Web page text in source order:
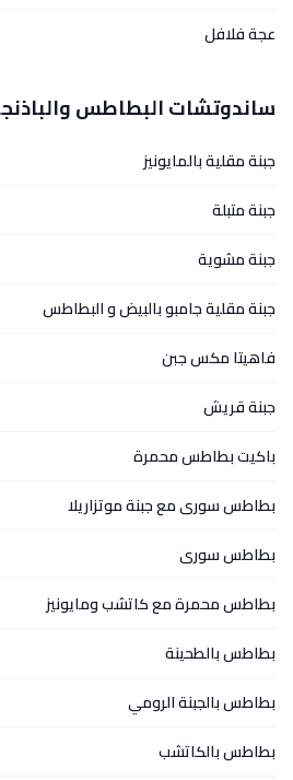
عجة فلافل
ساندوتشات البطاطس
جبنة مقلية بالمايونيز
جبنة متبلة
جبنة مشوية
جبنة مقلية جامبو بالبيض و البطاطس
فاهيتا مكس جبن
جبنة قريش
باكيت بطاطس محمرة
بطاطس سورى مع جبنة موتزاريلا
بطاطس سورى
بطاطس محمرة مع كاتشب ومايونيز
بطاطس بالطحينة
بطاطس بالجبنة الرومي
بطاطس بالكاتشب